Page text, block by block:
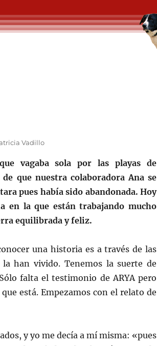
Vadillo
vagaba sola por las playas de
que nuestra colaboradora Ana se
pues había sido abandonada. Hoy
en la que están trabajando mucho
equilibrada y feliz.
una historia es a través de las
la han vivido. Tenemos la suerte de
falta el testimonio de ARYA pero
está. Empezamos con el relato de
y yo me decía a mí misma: «pues